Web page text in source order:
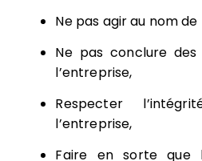
Ne pas agir au nom de
Ne pas conclure
l’entreprise,
Respecter
l’entreprise,
Faire en sorte que